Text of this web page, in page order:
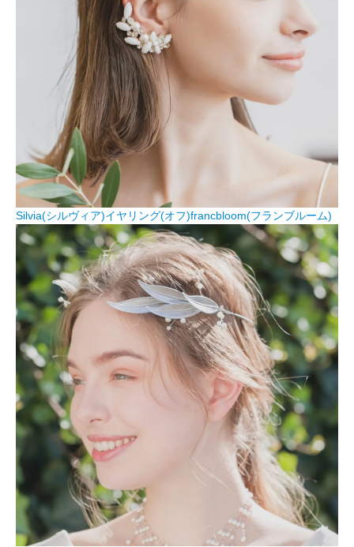
Silvia(シルヴィア)イヤリング(オフ)francbloom(フランブルーム)